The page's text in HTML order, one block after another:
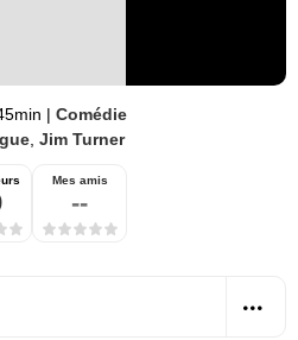
| Comédie
Jim Turner
Mes amis
--